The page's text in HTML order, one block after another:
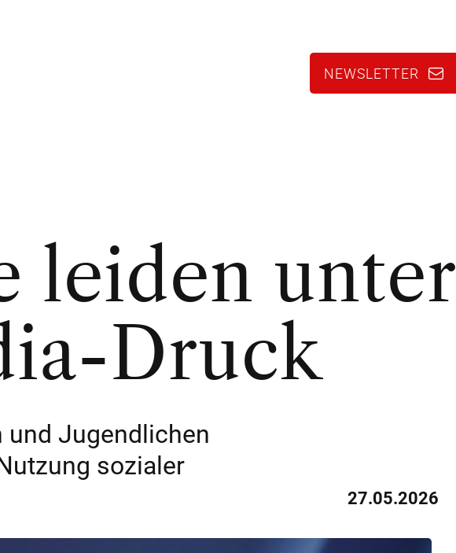
NEWSLETTER
leiden unter
Druck
und Jugendlichen
sozialer
27.05.2026